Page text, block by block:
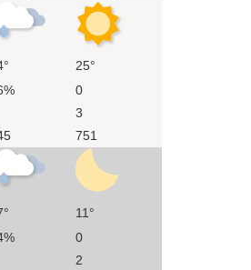
25°
0
3
751
11°
0
2